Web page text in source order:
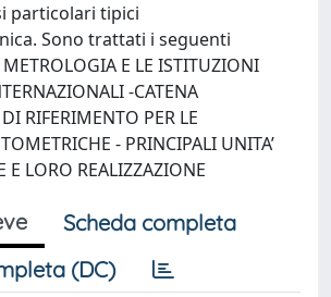
particolari tipici
Sono trattati i seguenti
E LE ISTITUZIONI
-CATENA
RIFERIMENTO PER LE
- PRINCIPALI UNITA’
E LORO REALIZZAZIONE
Scheda completa
(DC)